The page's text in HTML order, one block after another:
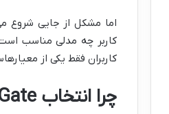
کاربر چه مدلی مناسب
کاربران فقط یکی از
چرا انتخاب FortiGate فقط با تعداد کاربر اشتباه است؟